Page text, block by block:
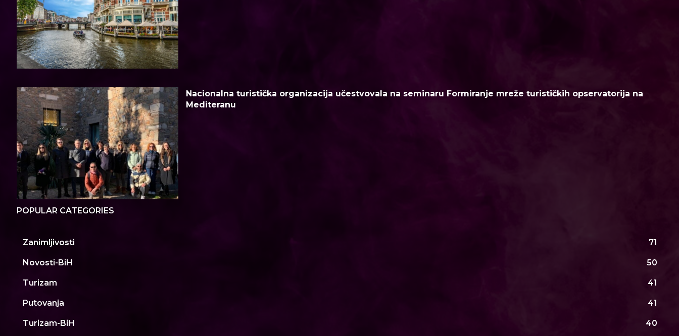
Nacionalna turistička organizacija učestvovala na seminaru Formiranje mreže turističkih opservatorija na
Mediteranu
POPULAR CATEGORIES
Zanimljivosti 71
Novosti-BiH 50
Turizam 41
Putovanja 41
Turizam-BiH 40